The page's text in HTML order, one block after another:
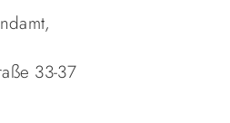
33-37